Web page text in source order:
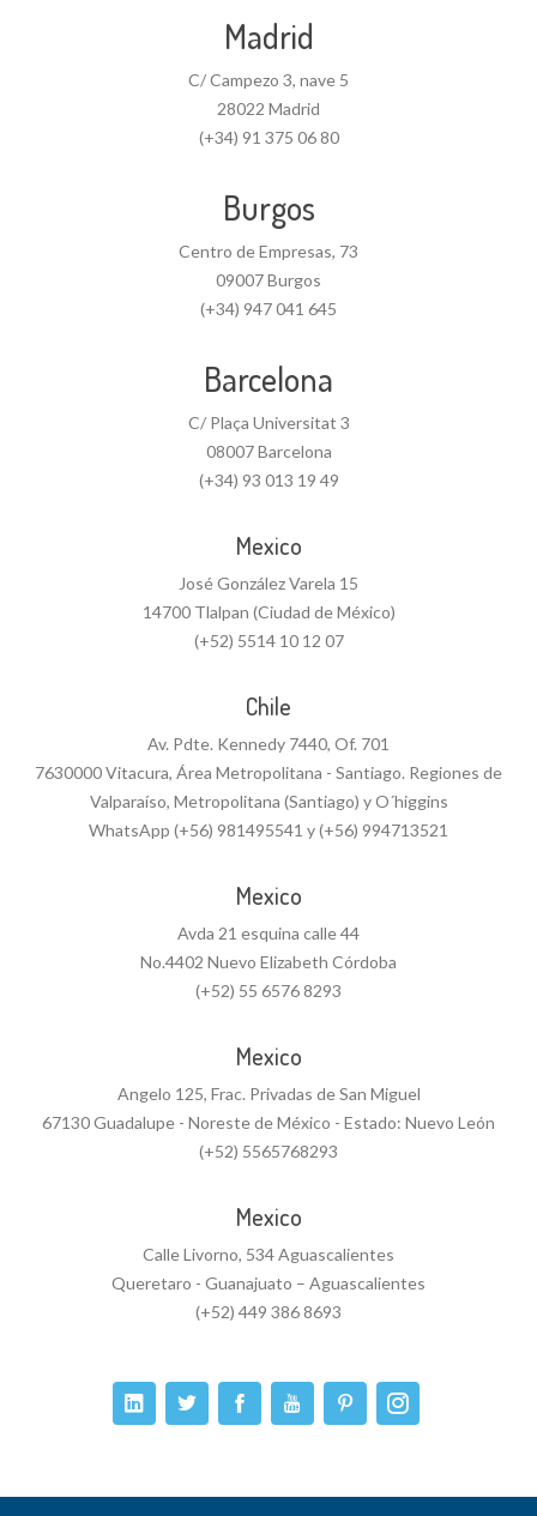
Madrid
C/ Campezo 3, nave 5
28022 Madrid
(+34) 91 375 06 80
Burgos
Centro de Empresas, 73
09007 Burgos
(+34) 947 041 645
Barcelona
C/ Plaça Universitat 3
08007 Barcelona
(+34) 93 013 19 49
Mexico
José González Varela 15
14700 Tlalpan (Ciudad de México)
(+52) 5514 10 12 07
Chile
Av. Pdte. Kennedy 7440, Of. 701
7630000 Vitacura, Área Metropolitana - Santiago. Regiones de
Valparaíso, Metropolitana (Santiago) y O´higgins
WhatsApp (+56) 981495541 y (+56) 994713521
Mexico
Avda 21 esquina calle 44
No.4402 Nuevo Elizabeth Córdoba
(+52) 55 6576 8293
Mexico
Angelo 125, Frac. Privadas de San Miguel
67130 Guadalupe - Noreste de México - Estado: Nuevo León
(+52) 5565768293
Mexico
Calle Livorno, 534 Aguascalientes
Queretaro - Guanajuato – Aguascalientes
(+52) 449 386 8693